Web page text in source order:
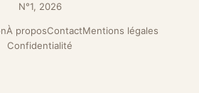
N°1, 2026
À proposContactMentions légales
Confidentialité